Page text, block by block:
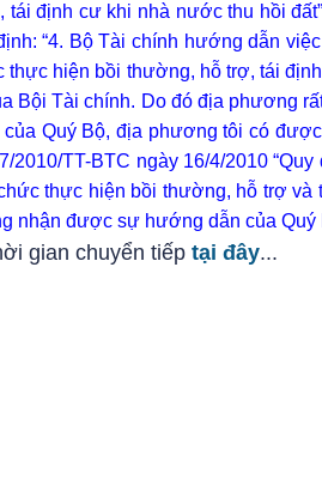
tái định cư khi nhà nước thu hồi
“4. Bộ Tài chính hướng dẫn
thực hiện bồi thường, hỗ trợ, tái
Bội Tài chính. Do đó địa phương
Quý Bộ, địa phương tôi có
2010/TT-BTC ngày 16/4/2010
thực hiện bồi thường, hỗ trợ
nhận được sự hướng dẫn của Quý
gian chuyển tiếp tại đây...